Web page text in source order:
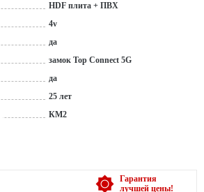
HDF плита + ПВХ
4v
да
замок Top Connect 5G
да
25 лет
КМ2
Гарантия
лучшей цены!